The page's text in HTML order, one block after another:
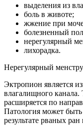
выделения из
боль в животе;
жжение при
болезненный
нерегулярный
лихорадка.
Нерегулярный
Эктропион является
влагалищного канала.
расширяется по
Патология может
результате рваных